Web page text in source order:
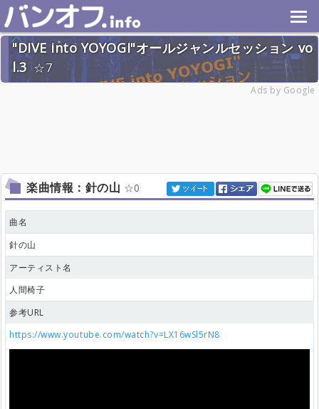
"DIVE into YOYOGI"オールジャンルセッション vo
l.3
7
Ads by Google
楽曲情報：針の山 0
曲名
針の山
アーティスト名
人間椅子
参考URL
https://www.youtube.com/watch?v=LX16wSl5rN8